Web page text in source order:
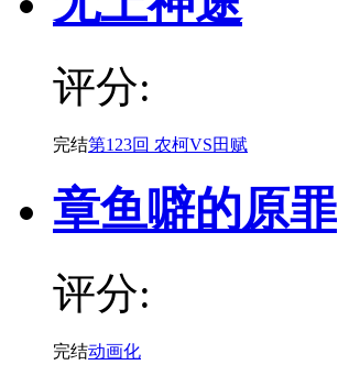
评分:
完结第123回 农柯VS田赋
章鱼噼的原罪
评分:
完结动画化